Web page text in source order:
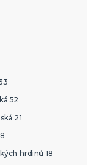
52
21
hrdinů 18